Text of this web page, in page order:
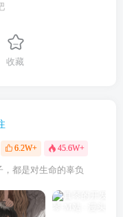
收藏
6.2W+ 45.6W+
都是对生命的辜负